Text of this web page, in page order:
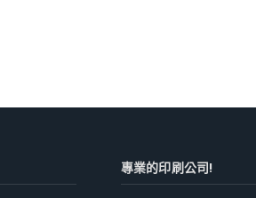
專業的印刷公司!